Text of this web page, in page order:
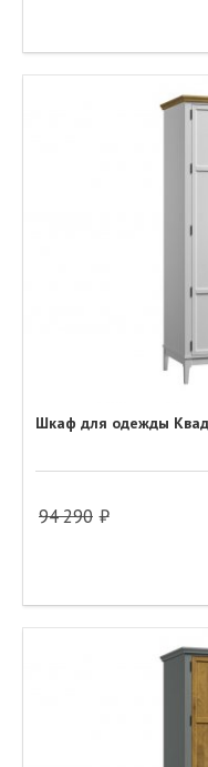
Шкаф для одежды
94 290